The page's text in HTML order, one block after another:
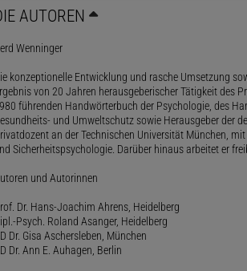
AUTOREN
Wenninger
konzeptionelle Entwicklung und rasche Umsetzung
von 20 Jahren herausgeberischer Tätigkeit des
führenden Handwörterbuch der Psychologie, des
und Umweltschutz sowie Herausgeber der
an der Technischen Universität München,
Sicherheitspsychologie. Darüber hinaus arbeitet er
und Autorinnen
Dr. Hans-Joachim Ahrens, Heidelberg
Psych. Roland Asanger, Heidelberg
Dr. Gisa Aschersleben, München
Dr. Ann E. Auhagen, Berlin